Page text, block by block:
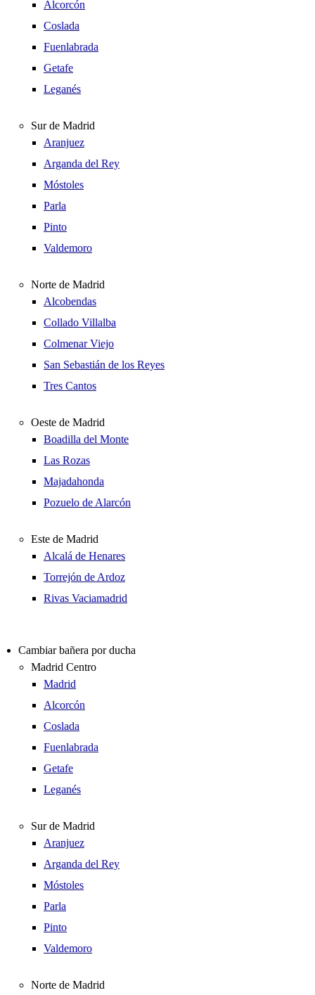
Alcorcón
Coslada
Fuenlabrada
Getafe
Leganés
Sur de Madrid
Aranjuez
Arganda del Rey
Móstoles
Parla
Pinto
Valdemoro
Norte de Madrid
Alcobendas
Collado Villalba
Colmenar Viejo
San Sebastián de los Reyes
Tres Cantos
Oeste de Madrid
Boadilla del Monte
Las Rozas
Majadahonda
Pozuelo de Alarcón
Este de Madrid
Alcalá de Henares
Torrejón de Ardoz
Rivas Vaciamadrid
Cambiar bañera por ducha
Madrid Centro
Madrid
Alcorcón
Coslada
Fuenlabrada
Getafe
Leganés
Sur de Madrid
Aranjuez
Arganda del Rey
Móstoles
Parla
Pinto
Valdemoro
Norte de Madrid